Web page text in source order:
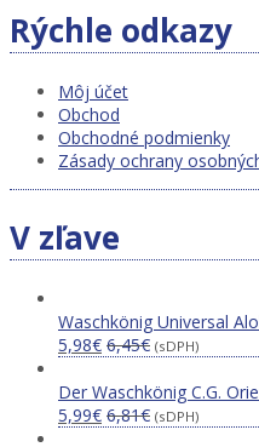
Rýchle odkazy
Môj účet
Obchod
Obchodné podmienky
Zásady ochrany
V zľave
Waschkönig Universal
5,98€ 6,45€ (sDPH)
Der Waschkönig C.G.
5,99€ 6,81€ (sDPH)